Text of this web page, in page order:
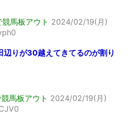
馬板アウト 2024/02/19(月)
辺りが30越えてきてるのが割り
馬板アウト 2024/02/19(月)